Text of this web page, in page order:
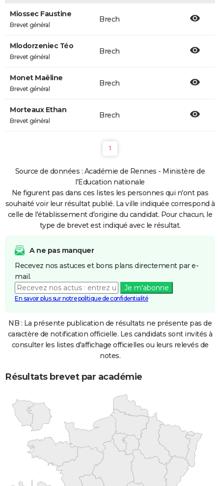
Miossec Faustine
Brevet général
Brech
Mlodorzeniec Téo
Brevet général
Brech
Monet Maëline
Brevet général
Brech
Morteaux Ethan
Brevet général
Brech
1
Source de données : Académie de Rennes - Ministère de
l'Education nationale
Ne figurent pas dans ces listes les personnes qui n'ont pas
souhaité voir leur résultat publié. La ville indiquée correspond à
celle de l'établissement d'origine du candidat. Pour chacun, le
type de brevet est indiqué avec le résultat.
A ne pas manquer
Recevez nos astuces et bons plans directement par e-
mail.
Je m'abonne
En savoir plus sur notre politique de confidentialité
NB : La présente publication de résultats ne présente pas de
caractère de notification officielle. Les candidats sont invités à
consulter les listes d'affichage officielles ou leurs relevés de
notes.
Résultats brevet par académie